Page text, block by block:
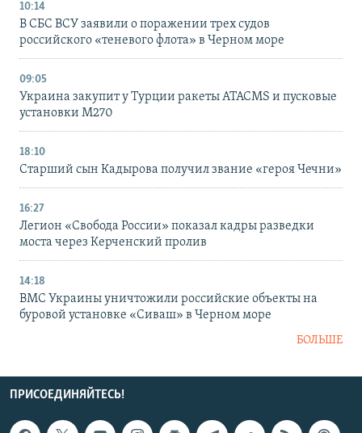
10:14
В СБС ВСУ заявили о поражении трех судов
российского «теневого флота» в Черном море
09:05
Украина закупит у Турции ракеты ATACMS и пусковые
установки M270
18:10
Старший сын Кадырова получил звание «героя Чечни»
16:27
Легион «Свобода России» показал кадры разведки
моста через Керченский пролив
14:18
ВМС Украины уничтожили российские объекты на
буровой установке «Сиваш» в Черном море
БОЛЬШЕ
ПРИСОЕДИНЯЙТЕСЬ!